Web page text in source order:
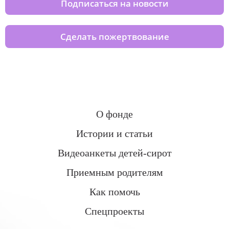
Подписаться на новости
Сделать пожертвование
О фонде
Истории и статьи
Видеоанкеты детей-сирот
Приемным родителям
Как помочь
Спецпроекты